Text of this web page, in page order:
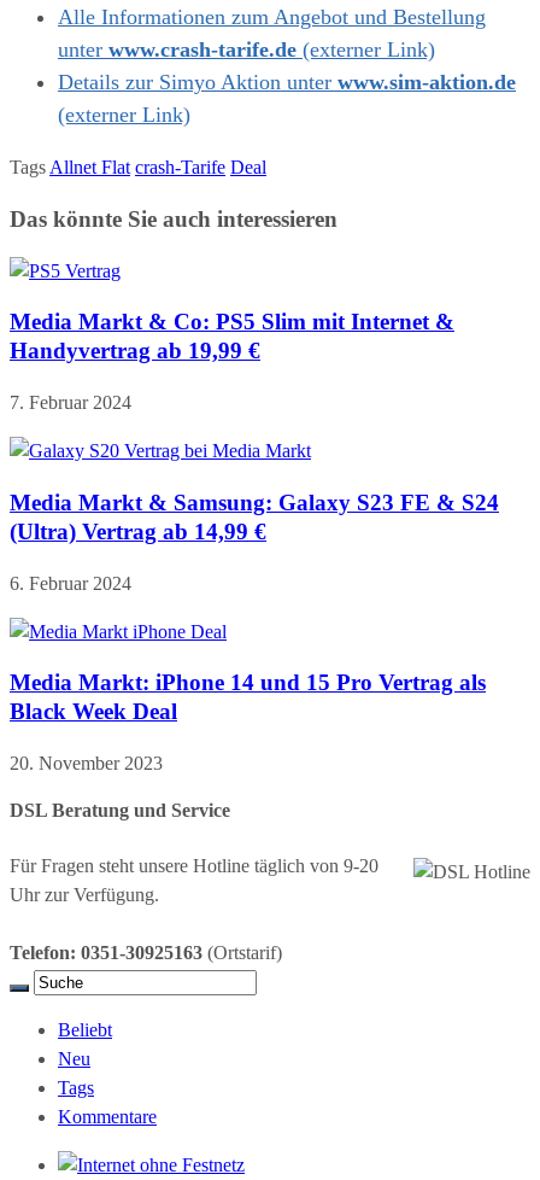
Alle Informationen zum Angebot und Bestellung
unter www.crash-tarife.de (externer Link)
Details zur Simyo Aktion unter www.sim-aktion.de
(externer Link)
Tags Allnet Flat crash-Tarife Deal
Das könnte Sie auch interessieren
Media Markt & Co: PS5 Slim mit Internet &
Handyvertrag ab 19,99 €
7. Februar 2024
Media Markt & Samsung: Galaxy S23 FE & S24
(Ultra) Vertrag ab 14,99 €
6. Februar 2024
Media Markt: iPhone 14 und 15 Pro Vertrag als
Black Week Deal
20. November 2023
DSL Beratung und Service
Für Fragen steht unsere Hotline täglich von 9-20
Uhr zur Verfügung.
Telefon: 0351-30925163 (Ortstarif)
Beliebt
Neu
Tags
Kommentare